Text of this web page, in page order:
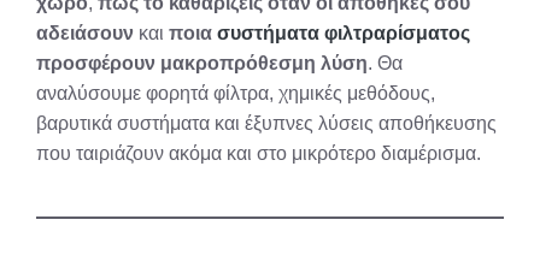
αδειάσουν και ποια συστήματα φιλτραρίσματος
προσφέρουν μακροπρόθεσμη λύση. Θα
αναλύσουμε φορητά φίλτρα, χημικές μεθόδους,
βαρυτικά συστήματα και έξυπνες λύσεις αποθήκευσης
που ταιριάζουν ακόμα και στο μικρότερο διαμέρισμα.